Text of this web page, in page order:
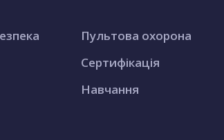
Пультова охорона
Сертифікація
Навчання